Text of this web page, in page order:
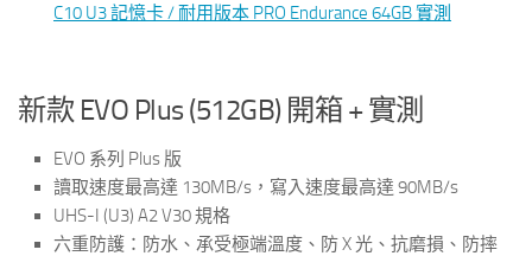
C10 U3 記憶卡 / 耐用版本 PRO Endurance 64GB 實測
新款 EVO Plus (512GB) 開箱 + 實測
EVO 系列 Plus 版
讀取速度最高達 130MB/s，寫入速度最高達 90MB/s
UHS-I (U3) A2 V30 規格
六重防護：防水、承受極端溫度、防 X 光、抗磨損、防摔